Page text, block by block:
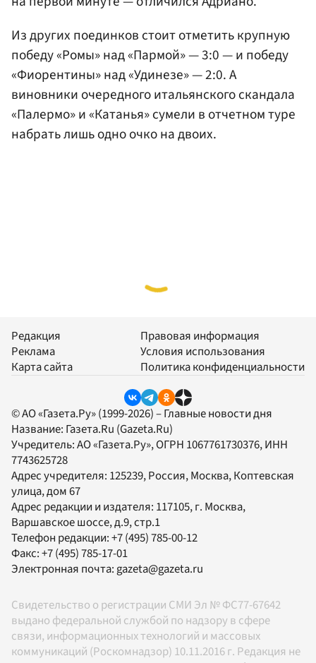
Из других поединков стоит отметить крупную
победу «Ромы» над «Пармой» — 3:0 — и победу
«Фиорентины» над «Удинезе» — 2:0. А
виновники очередного итальянского скандала
«Палермо» и «Катанья» сумели в отчетном туре
набрать лишь одно очко на двоих.
Редакция
Реклама
Карта сайта
Правовая информация
Условия использования
Политика конфиденциальности
© АО «Газета.Ру» (1999-2026) – Главные новости дня
Название: Газета.Ru (Gazeta.Ru)
Учредитель:АО «Газета.Ру», ОГРН 1067761730376, ИНН
7743625728
Адрес учредителя: 125239, Россия, Москва, Коптевская
улица, дом 67
Адрес редакции и издателя: 117105, г. Москва,
Варшавское шоссе, д.9, стр.1
Телефон редакции:+7 (495) 785-00-12
Факс:+7 (495) 785-17-01
Электронная почта:gazeta@gazeta.ru
Свидетельство о регистрации СМИ Эл № ФС77-67642
выдано федеральной службой по надзору в сфере
связи, информационных технологий и массовых
коммуникаций (Роскомнадзор) 10.11.2016 г. Редакция не